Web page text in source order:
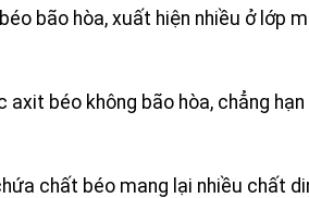
bão hòa, xuất hiện nhiều ở lớp
axit béo không bão hòa, chẳng
chất béo mang lại nhiều chất